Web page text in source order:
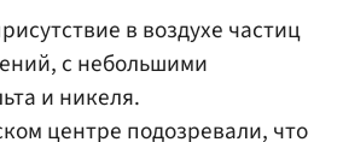
в воздухе частиц
с небольшими
и никеля.
центре подозревали, что